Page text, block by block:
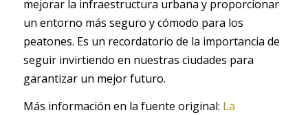
mejorar la infraestructura urbana y proporcionar
un entorno más seguro y cómodo para los
peatones. Es un recordatorio de la importancia de
seguir invirtiendo en nuestras ciudades para
garantizar un mejor futuro.
Más información en la fuente original: La